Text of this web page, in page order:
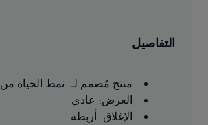
التفاصيل
منتج مُصمم لـ: نمط الحياة من PUMA
العرض: عادي
الإغلاق: أربطة